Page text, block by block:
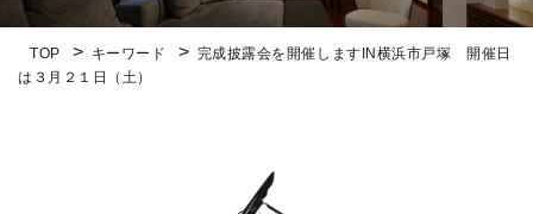
TOP キーワード
完成披露会を開催しますIN横浜市戸塚 開催日
は３月２１日（土）